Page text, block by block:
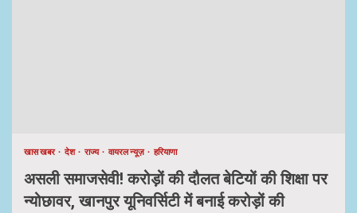
खास खबर देश राज्य वायरल न्यूज़ हरियाणा
असली समाजसेवी! करोड़ों की दौलत बेटियों की शिक्षा पर
न्योछावर, खानपुर यूनिवर्सिटी में बनाई करोड़ों की